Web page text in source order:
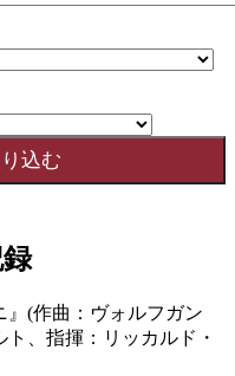
』(作曲：ヴォルフガン
、指揮：リッカルド・